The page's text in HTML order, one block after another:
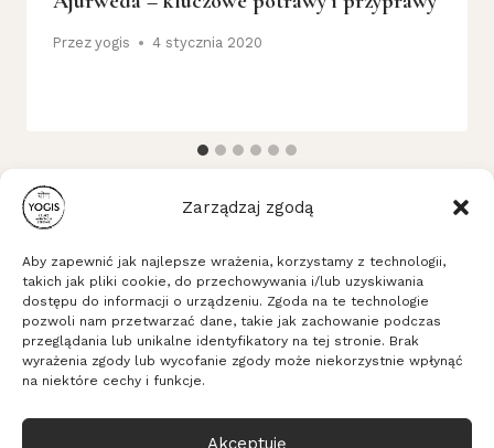
Zarządzaj zgodą
Aby zapewnić jak najlepsze wrażenia, korzystamy z technologii,
takich jak pliki cookie, do przechowywania i/lub uzyskiwania
dostępu do informacji o urządzeniu. Zgoda na te technologie
pozwoli nam przetwarzać dane, takie jak zachowanie podczas
przeglądania lub unikalne identyfikatory na tej stronie. Brak
wyrażenia zgody lub wycofanie zgody może niekorzystnie wpłynąć
na niektóre cechy i funkcje.
Akceptuję
Przez yogis 4 stycznia 2020
Stowarzyszenie Yogis
ul. Długa 16b/33, 53-658 Wrocław
KRS: 0000635494, NIP: 8971828289, REGON: